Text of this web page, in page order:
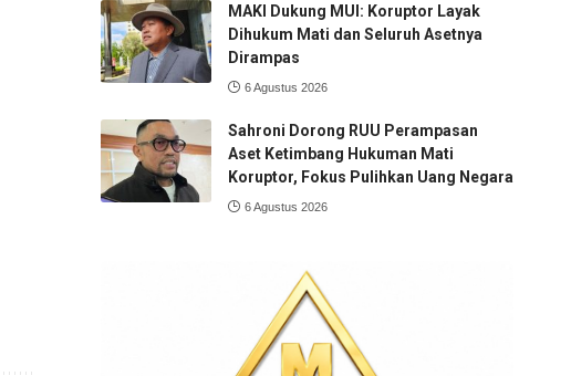
MAKI Dukung MUI: Koruptor Layak
Dihukum Mati dan Seluruh Asetnya
Dirampas
6 Agustus 2026
Sahroni Dorong RUU Perampasan
Aset Ketimbang Hukuman Mati
Koruptor, Fokus Pulihkan Uang Negara
6 Agustus 2026